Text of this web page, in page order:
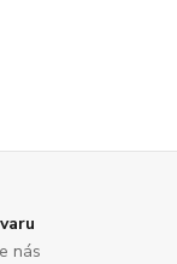
nás